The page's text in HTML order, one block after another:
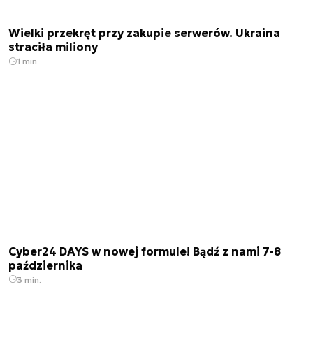
Wielki przekręt przy zakupie serwerów. Ukraina
straciła miliony
1 min.
Cyber24 DAYS w nowej formule! Bądź z nami 7-8
października
3 min.